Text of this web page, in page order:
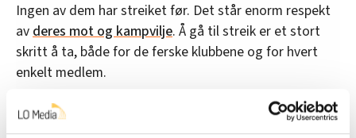
Ingen av dem har streiket før. Det står enorm respekt
avderes mot og kampvilje. Å gå til streik er et stort
skritt å ta, både for de ferske klubbene og for hvert
enkelt medlem.
Derfor er det desto viktigere at Fellesforbundet og
resten av fagrørsla slår ring om de streikende.